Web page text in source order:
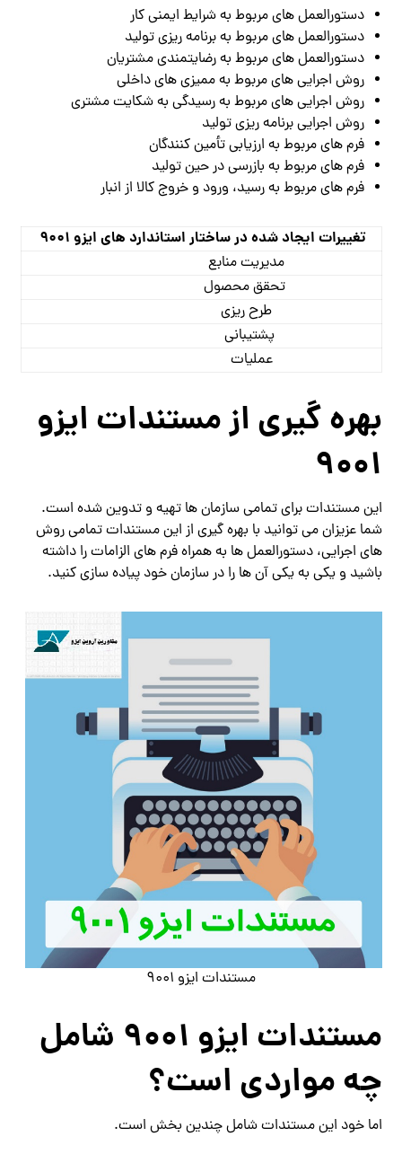
دستورالعمل های مربوط به شرایط ایمنی کار
دستورالعمل های مربوط به برنامه ریزی تولید
دستورالعمل های مربوط به رضایتمندی مشتریان
روش اجرایی های مربوط به ممیزی های داخلی
روش اجرایی های مربوط به رسیدگی به شکایت مشتری
روش اجرایی برنامه ریزی تولید
فرم های مربوط به ارزیابی تأمین کنندگان
فرم های مربوط به بازرسی در حین تولید
فرم های مربوط به رسید، ورود و خروج کالا از انبار
تغییرات ایجاد شده در ساختار استاندارد های ایزو 9001
مدیریت منابع
تحقق محصول
طرح ریزی
پشتیبانی
عملیات
بهره گیری از مستندات ایزو
9001
این مستندات برای تمامی سازمان ها تهیه و تدوین شده است.
شما عزیزان می توانید با بهره گیری از این مستندات تمامی روش
های اجرایی، دستورالعمل ها به همراه فرم های الزامات را داشته
باشید و یکی به یکی آن ها را در سازمان خود پیاده سازی کنید.
مستندات ایزو 9001
مستندات ایزو 9001 شامل
چه مواردی است؟
اما خود این مستندات شامل چندین بخش است.